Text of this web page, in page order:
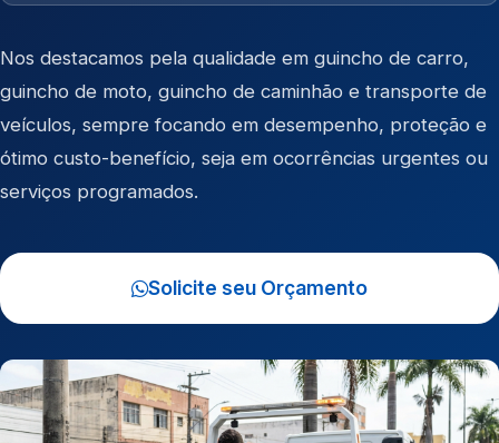
Nos destacamos pela qualidade em guincho de carro,
guincho de moto, guincho de caminhão e transporte de
veículos, sempre focando em desempenho, proteção e
ótimo custo-benefício, seja em ocorrências urgentes ou
serviços programados.
Solicite seu Orçamento